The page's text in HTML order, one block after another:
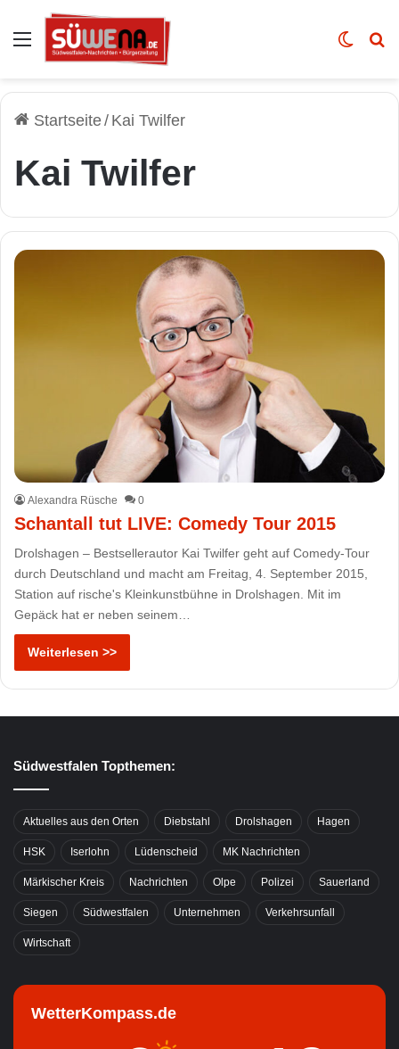
Auswahl Skin
Startseite/ Kai Twilfer
Kai Twilfer
Alexandra Rüsche 0
Schantall tut LIVE: Comedy Tour 2015
Drolshagen – Bestsellerautor Kai Twilfer geht auf Comedy-Tour
durch Deutschland und macht am Freitag, 4. September 2015,
Station auf rische's Kleinkunstbühne in Drolshagen. Mit im
Gepäck hat er neben seinem…
Weiterlesen >>
Südwestfalen Topthemen:
Aktuelles aus den Orten Diebstahl Drolshagen Hagen
HSK Iserlohn Lüdenscheid MK Nachrichten
Märkischer Kreis Nachrichten Olpe Polizei Sauerland
Siegen Südwestfalen Unternehmen Verkehrsunfall
Wirtschaft
WetterKompass.de